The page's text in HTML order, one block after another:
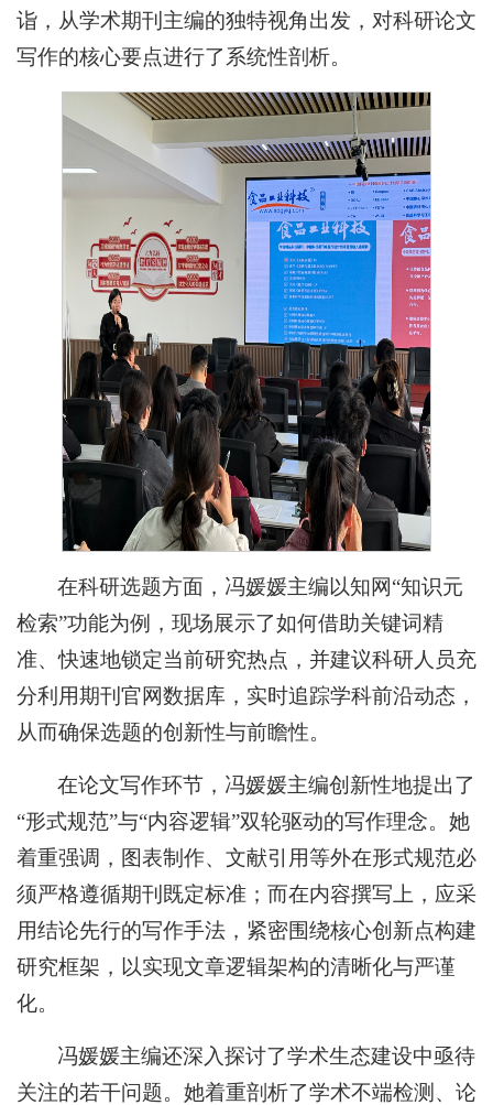
诣，从学术期刊主编的独特视角出发，对科研论文
写作的核心要点进行了系统性剖析。
在科研选题方面，冯媛媛主编以知网“知识元
检索”功能为例，现场展示了如何借助关键词精
准、快速地锁定当前研究热点，并建议科研人员充
分利用期刊官网数据库，实时追踪学科前沿动态，
从而确保选题的创新性与前瞻性。
在论文写作环节，冯媛媛主编创新性地提出了
“形式规范”与“内容逻辑”双轮驱动的写作理念。她
着重强调，图表制作、文献引用等外在形式规范必
须严格遵循期刊既定标准；而在内容撰写上，应采
用结论先行的写作手法，紧密围绕核心创新点构建
研究框架，以实现文章逻辑架构的清晰化与严谨
化。
冯媛媛主编还深入探讨了学术生态建设中亟待
关注的若干问题。她着重剖析了学术不端检测、论